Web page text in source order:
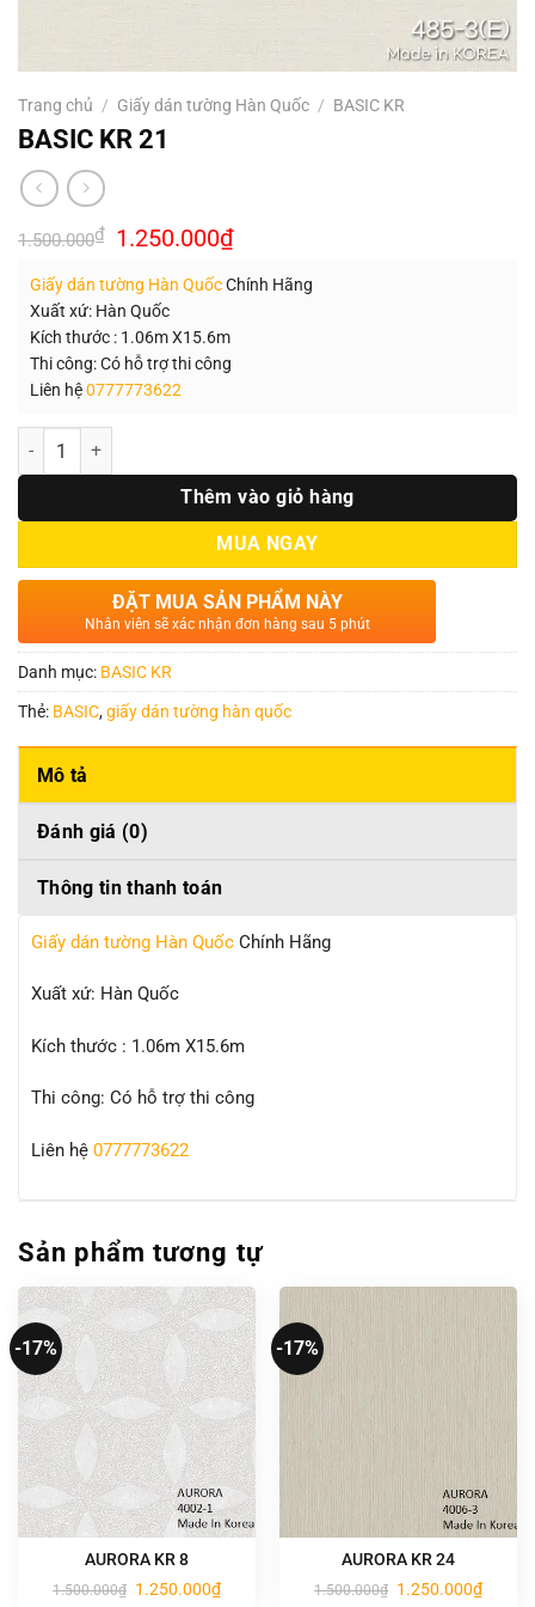
Trang chủ / Giấy dán tường Hàn Quốc / BASIC KR
BASIC KR 21
1.500.000₫ Giá
gốc
1.500.000₫.
1.250.000₫Giá
hiện
là:
Giấy dán tường Hàn QuốcChính Hãng
Xuất xứ: Hàn Quốc
Kích thước : 1.06m X15.6m
Thi công: Có hỗ trợ thi công
Liên hệ0777773622
Số lượng
Thêm vào giỏ hàng
MUA NGAY
ĐẶT MUA SẢN PHẨM NÀY
Nhân viên sẽ xác nhận đơn hàng sau 5 phút
Danh mục: BASIC KR
Thẻ: BASIC,giấy dán tường hàn quốc
Mô tả
Đánh giá (0)
Thông tin thanh toán
Giấy dán tường Hàn Quốc Chính Hãng
Xuất xứ: Hàn Quốc
Kích thước : 1.06m X15.6m
Thi công: Có hỗ trợ thi công
Liên hệ 0777773622
Sản phẩm tương tự
-17%
AURORA KR 8
1.500.000₫ Giá
1.250.000₫Giá
hiện
-17%
AURORA KR 24
1.500.000₫ Giá
1.250.000₫Giá
hiện